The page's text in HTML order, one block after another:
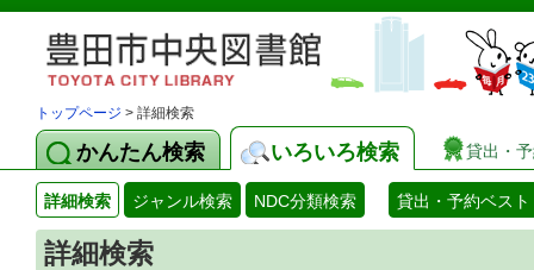
トップページ > 詳細検索
かんたん検索 いろいろ検索 貸出・
詳細検索 ジャンル検索 NDC分類検索 貸出・予約ベスト
詳細検索